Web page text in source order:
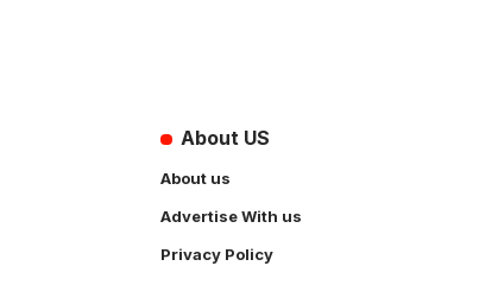
About US
About us
Advertise With us
Privacy Policy